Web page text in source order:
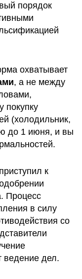
порядок
Следует подчеркнуть, что реформа охватывает
, а не между
покупку
(холодильник,
до 1 июня, и вы
к
Процесс
в силу
со
ведение дел.